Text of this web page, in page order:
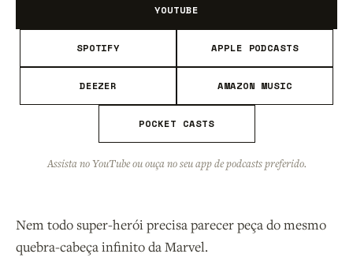
YOUTUBE
SPOTIFY APPLE PODCASTS
DEEZER AMAZON MUSIC
POCKET CASTS
Assista no YouTube ou ouça no seu app de podcasts preferido.
Nem todo super-herói precisa parecer peça do mesmo
quebra-cabeça infinito da Marvel.